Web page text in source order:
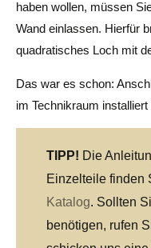
haben wollen, müssen
Wand einlassen. Hierfür
quadratisches Loch mit
Das war es schon:
im Technikraum
TIPP! Die
Einzelteile finden
Katalog. Sollten
benötigen, rufen